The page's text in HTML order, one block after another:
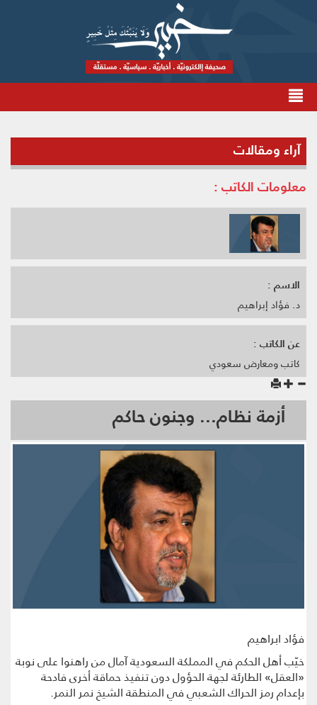
آراء ومقالات
معلومات الكاتب :
الاسم :
د. فؤاد إبراهيم
عن الكاتب :
كاتب ومعارض سعودي
أزمة نظام... وجنون حاكم
فؤاد ابراهيم
خيّب أهل الحكم في المملكة السعودية آمال من راهنوا على نوبة
«العقل» الطارئة لجهة الحؤول دون تنفيذ حماقة أخرى فادحة
بإعدام رمز الحراك الشعبي في المنطقة الشيخ نمر النمر.